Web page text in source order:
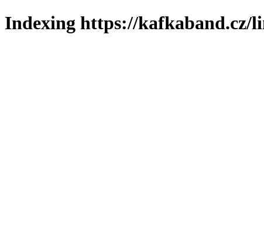
Indexing https://kafkaband.cz/